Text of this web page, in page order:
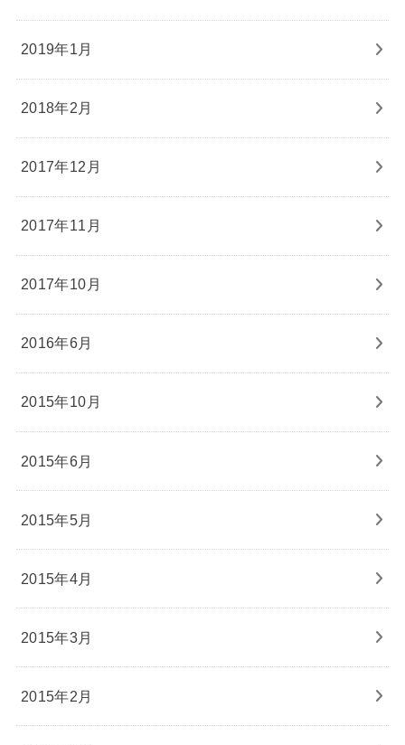
2019年1月
2018年2月
2017年12月
2017年11月
2017年10月
2016年6月
2015年10月
2015年6月
2015年5月
2015年4月
2015年3月
2015年2月